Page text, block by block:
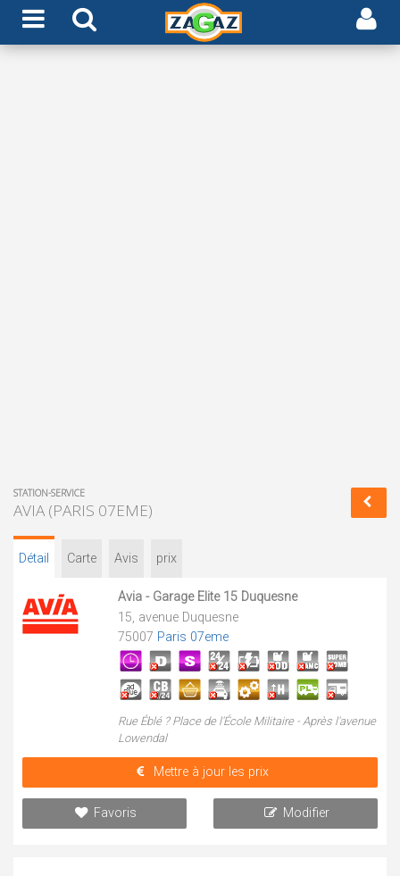
STATION-SERVICE
AVIA (PARIS 07EME)
Détail Carte Avis prix
Avia - Garage Elite 15 Duquesne
15, avenue Duquesne
75007 Paris 07eme
Rue Éblé ? Place de l'École Militaire - Après l'avenue
Lowendal
Mettre à jour les prix
Favoris Modifier